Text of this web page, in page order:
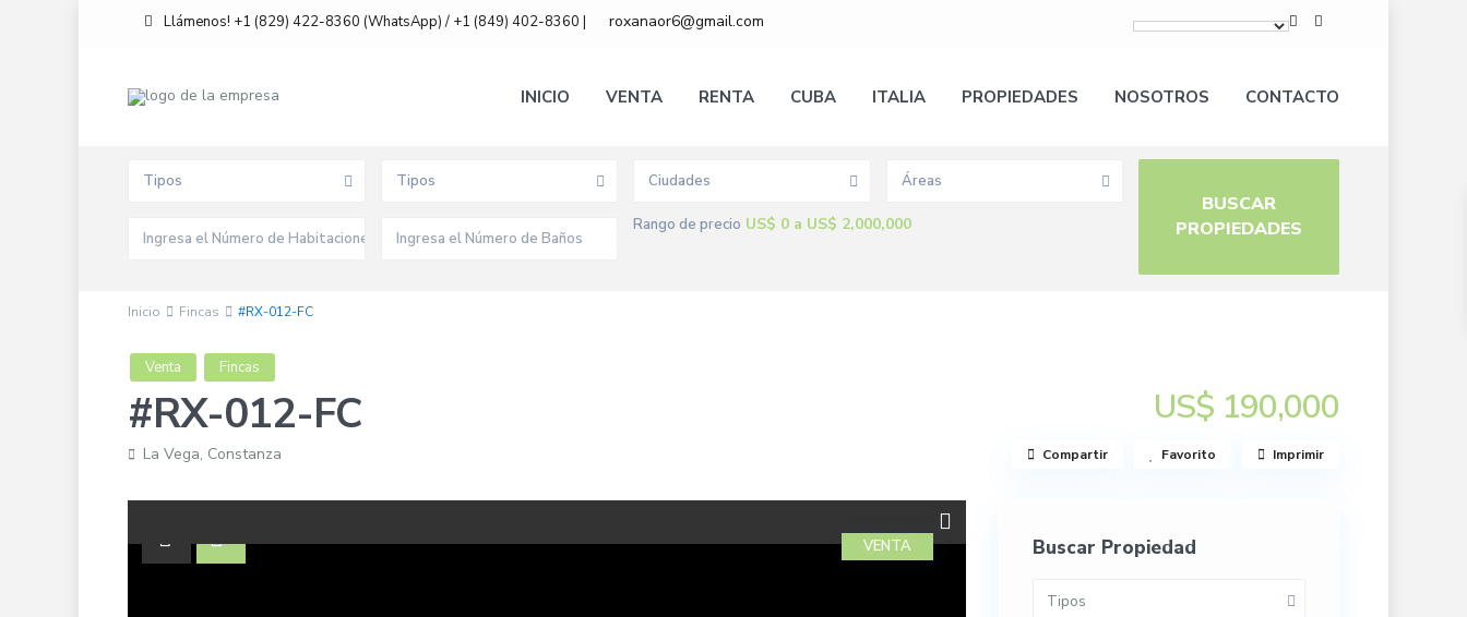
Llámenos! +1 (829) 422-8360 (WhatsApp) / +1 (849) 402-8360 | roxanaor6@gmail.com
INICIO VENTA RENTA CUBA ITALIA PROPIEDADES NOSOTROS
CONTACTO
Tipos Tipos Ciudades Áreas
Rango de precio US$ 0 a US$ 2,000,000
Inicio Fincas #RX-012-FC
Venta Fincas
#RX-012-FC US$ 190,000
La Vega, Constanza Compartir Favorito Imprimir
VENTA Buscar Propiedad
Tipos